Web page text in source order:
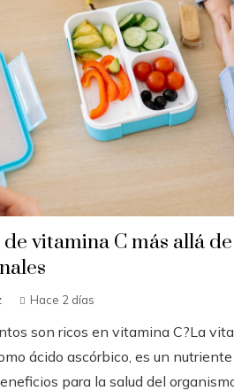
de vitamina C más allá
Hace 2 días
son ricos en vitamina C?La
ácido ascórbico, es un
para la salud del organismo.